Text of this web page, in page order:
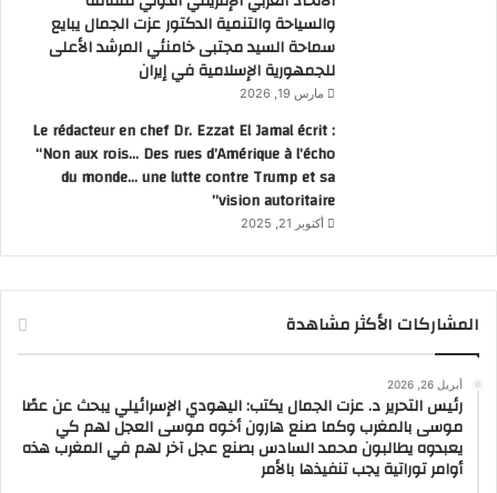
والسياحة والتنمية الدكتور عزت الجمال يبايع
سماحة السيد مجتبى خامنئي المرشد الأعلى
للجمهورية الإسلامية في إيران
مارس 19, 2026
Le rédacteur en chef Dr. Ezzat El Jamal écrit :
“Non aux rois… Des rues d’Amérique à l’écho
du monde… une lutte contre Trump et sa
vision autoritaire”
أكتوبر 21, 2025
المشاركات الأكثر مشاهدة
أبريل 26, 2026
رئيس التحرير د. عزت الجمال يكتب: اليهودي الإسرائيلي يبحث عن عصًا
موسى بالمغرب وكما صنع هارون أخوه موسى العجل لهم كي
يعبدوه يطالبون محمد السادس بصنع عجل آخر لهم في المغرب هذه
أوامر توراتية يجب تنفيذها بالأمر